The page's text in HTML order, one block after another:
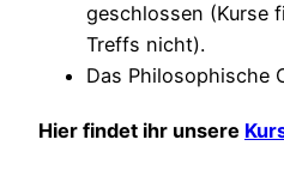
geschlossen (Kurse
Treffs nicht).
Das Philosophische
Hier findet ihr unsere